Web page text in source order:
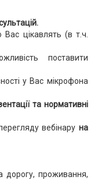
Вас цікавлять (в т.ч.
поставити
у Вас мікрофона
та нормативні
вебінару на
дорогу, проживання,